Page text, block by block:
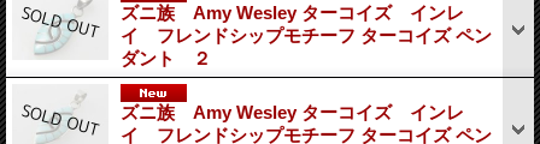
ズニ族 Amy Wesley ターコイズ インレ
イ フレンドシップモチーフ ターコイズ ペン
ダント ２
ズニ族 Amy Wesley ターコイズ インレ
イ フレンドシップモチーフ ターコイズ ペン